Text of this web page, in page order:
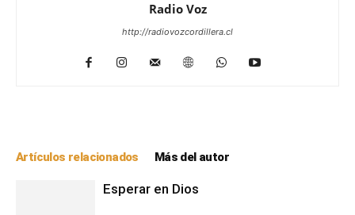
Radio Voz
http://radiovozcordillera.cl
Artículos relacionados Más del autor
Esperar en Dios